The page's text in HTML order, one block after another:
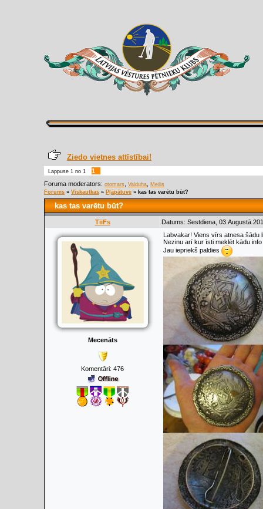
Ziedo vietnes attīstībai!
Lappuse 1 no 1
1
Foruma moderators: otomars Valduha
Meilis
Forums » Viskautkas » Pļāpātuve » kas tas varētu būt?
kas tas varētu būt?
TiiFs Datums: Sestdiena,
Mecenāts
Komentāri: 476
Labvakar! Viens vīrs atnesa šādu
Nezinu arī kur īsti meklēt kādu info
Jau iepriekš paldies